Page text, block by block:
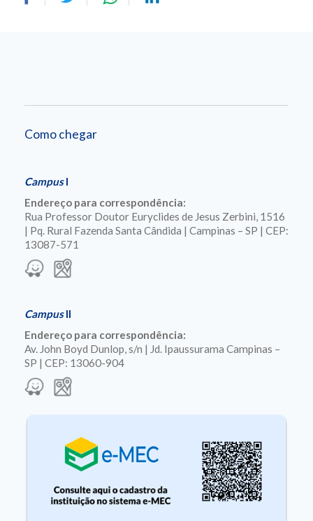
Como chegar
CampusI
Endereço para correspondência:
Rua Professor Doutor Euryclides de Jesus Zerbini, 1516
| Pq. Rural Fazenda Santa Cândida | Campinas – SP | CEP:
13087-571
CampusII
Endereço para correspondência:
Av. John Boyd Dunlop, s/n | Jd. Ipaussurama Campinas –
SP | CEP: 13060-904